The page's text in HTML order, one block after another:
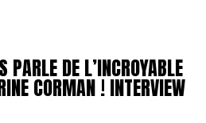
PARLE DE L’INCROYABLE
CORMAN ! INTERVIEW